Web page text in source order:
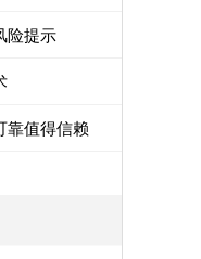
险提示
靠值得信赖